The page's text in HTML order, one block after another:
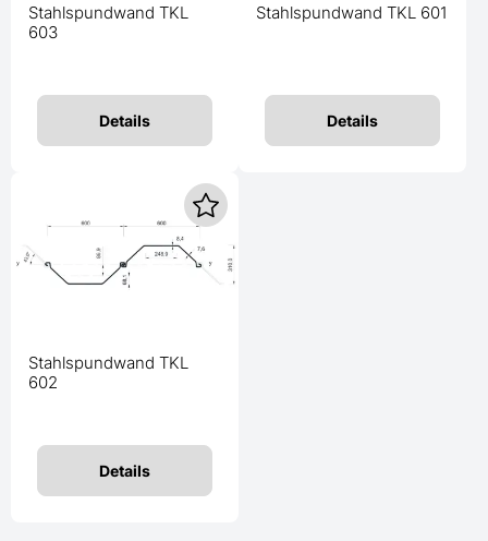
Stahlspundwand TKL
603
Details
Stahlspundwand TKL 601
Details
Stahlspundwand TKL
602
Details